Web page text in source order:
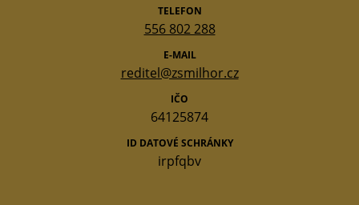
TELEFON
556 802 288
E-MAIL
reditel@zsmilhor.cz
IČO
64125874
ID DATOVÉ SCHRÁNKY
irpfqbv